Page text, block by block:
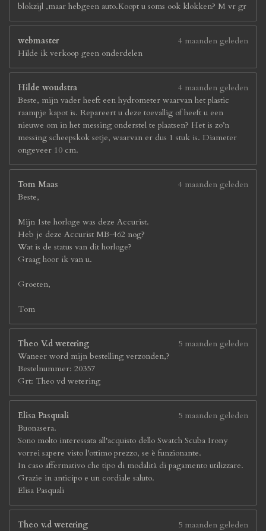
blokzijl ,maar hebgeen auto.Koopt u soms ook klokken? M vr gr
webmaster
4 maanden geleden
Hilde ik verkoop geen onderdelen
Hilde woudstra
4 maanden geleden
Beste, mijn vader heeft een hydrometer waarvan het plastic
raampje kapot is. Repareert u deze toevallig of heeft u een
nieuwe om in het messing onderstel te plaatsen? Het is zo’n
messing scheepskok setje, waarvan er dus 1 stuk is. Diameter
ongeveer 10 cm.
Tom Maas
4 maanden geleden
Beste,
Mijn 1ste horloge was deze Accurist.
Heb je deze Accurist MB-462 nog?
Wat is de status van dit horloge?
Graag hoor ik van u.
Groeten,
Tom
Theo V.d wetering
5 maanden geleden
Waneer word mijn bestelling verzonden,?
Bestelnummer: 20357
Grt: Theo vd wetering
Elisa Pasquali
5 maanden geleden
Buonasera.
Sono molto interessata all'acquisto dello Swatch Scuba Irony
vorrei sapere visto l'ottimo prezzo, se è funzionante.
In caso affermativo che tipo di modalità di pagamento utilizzare.
Grazie in anticipo e un cordiale saluto.
Elisa Pasquali
Theo v.d wetering 5 maanden geleden